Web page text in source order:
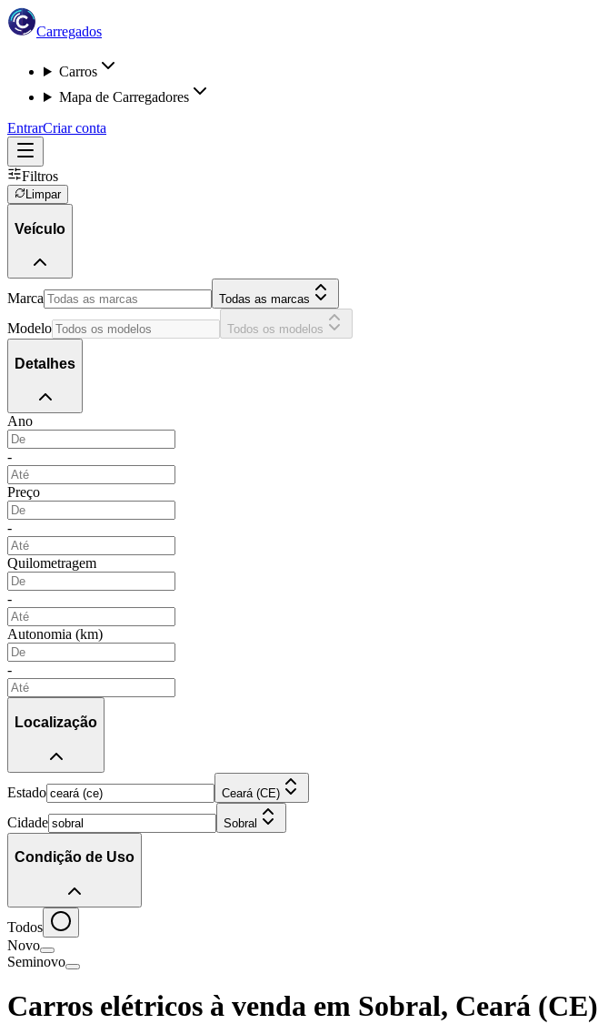
Carregados
Carros
Mapa de Carregadores
EntrarCriar conta
Filtros
Limpar
Veículo
Marca Todas as marcas
Modelo Todos os modelos
Detalhes
Ano
-
Preço
-
Quilometragem
-
Autonomia (km)
-
Localização
Estado Ceará (CE)
Cidade Sobral
Condição de Uso
Todos
Novo
Seminovo
Carros elétricos à venda em Sobral, Ceará (CE)